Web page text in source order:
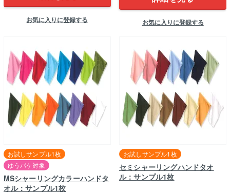
お気に入りに登録する お気に入りに登録する
MSシャーリングカラーハンドタ
オル：サンプル1枚
お試しサンプル1枚
ゆうパケ対象
セミシャーリングハンドタオ
ル：サンプル1枚
お試しサンプル1枚